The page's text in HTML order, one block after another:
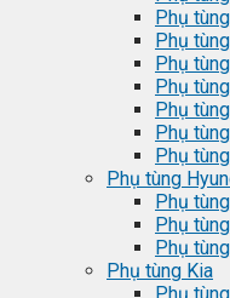
Phụ
Phụ
Phụ
Phụ
Phụ
Phụ
Phụ
Phụ tùng
Phụ
Phụ
Phụ
Phụ tùng Kia